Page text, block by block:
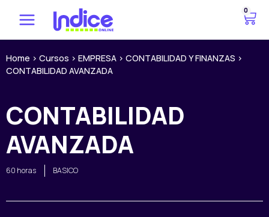
contenido
0
C
a
r
Home > Cursos > EMPRESA > CONTABILIDAD Y FINANZAS >
CONTABILIDAD AVANZADA
CONTABILIDAD
AVANZADA
60 horas BASICO